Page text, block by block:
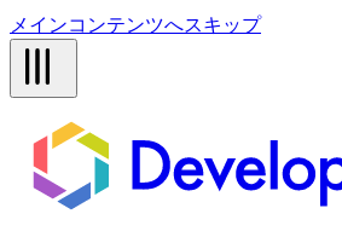
メインコンテンツへスキップ